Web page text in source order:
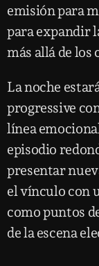
emisión para
para expandir
más allá de los
La noche
progressive
línea
episodio
presentar
el vínculo con
como puntos
de la escena